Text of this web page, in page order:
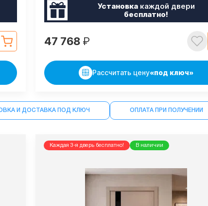
Установкакаждой двери
бесплатно!
47 768 ₽
Рассчитать цену«под ключ»
И ДОСТАВКА ПОД КЛЮЧ ОПЛАТА ПРИ ПОЛУЧЕНИИ
Каждая 3-я дверь бесплатно! В наличии